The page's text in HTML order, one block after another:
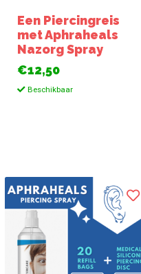
Een Piercingreis
met Aphraheals
Nazorg Spray
€12,50
Beschikbaar